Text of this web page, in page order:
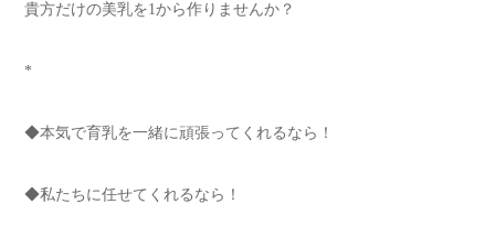
貴方だけの美乳を1から作りませんか？
*
◆本気で育乳を一緒に頑張ってくれるなら！
◆私たちに任せてくれるなら！